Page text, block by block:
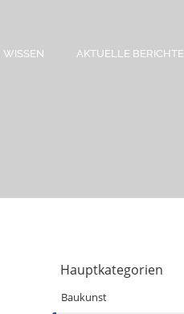
WISSEN AKTUELLE BERICHTE
Hauptkategorien
Baukunst